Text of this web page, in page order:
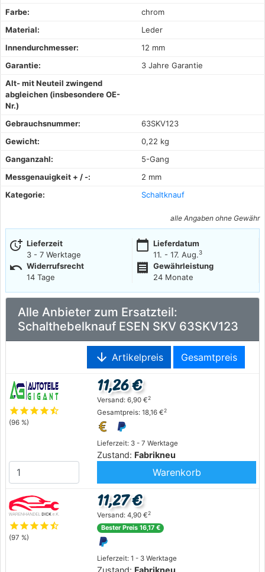
Farbe:
chrom
Material:
Leder
Innendurchmesser:
12 mm
Garantie:
3 Jahre Garantie
Alt- mit Neuteil zwingend
abgleichen (insbesondere OE-
Nr.)
Gebrauchsnummer:
63SKV123
Gewicht:
0,22 kg
Ganganzahl:
5-Gang
Messgenauigkeit + / -:
2 mm
Kategorie:
Schaltknauf
alle Angaben ohne Gewähr
more_time Lieferzeit
3 - 7 Werktage
calendar_today Lieferdatum
11. - 17. Aug.3
undo Widerrufsrecht
14 Tage
receipt
Gewährleistung
24 Monate
Alle Anbieter zum Ersatzteil:
Schalthebelknauf ESEN SKV 63SKV123
arrow_downward Artikelpreis Gesamtpreis
starstarstarstarstar_half
(96 %)
Lieferzeit: 3 - 7 Werktage
Zustand: Fabrikneu
11,26 €
Versand: 6,90 €2
Gesamtpreis: 18,16 €2
Warenkorb
starstarstarstarstar_half
(97 %)
Lieferzeit: 1 - 3 Werktage
Zustand: Fabrikneu
11,27 €
Versand: 4,90 €2
Bester Preis 16,17 €